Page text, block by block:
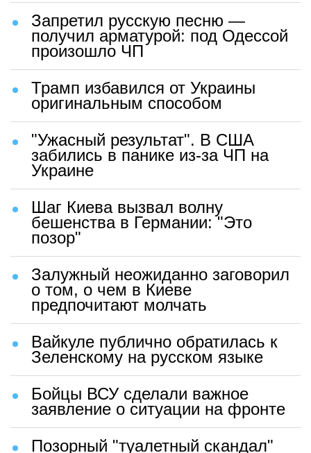
Запретил русскую песню —
получил арматурой: под Одессой
произошло ЧП
Трамп избавился от Украины
оригинальным способом
"Ужасный результат". В США
забились в панике из-за ЧП на
Украине
Шаг Киева вызвал волну
бешенства в Германии: "Это
позор"
Залужный неожиданно заговорил
о том, о чем в Киеве
предпочитают молчать
Вайкуле публично обратилась к
Зеленскому на русском языке
Бойцы ВСУ сделали важное
заявление о ситуации на фронте
Позорный "туалетный скандал"